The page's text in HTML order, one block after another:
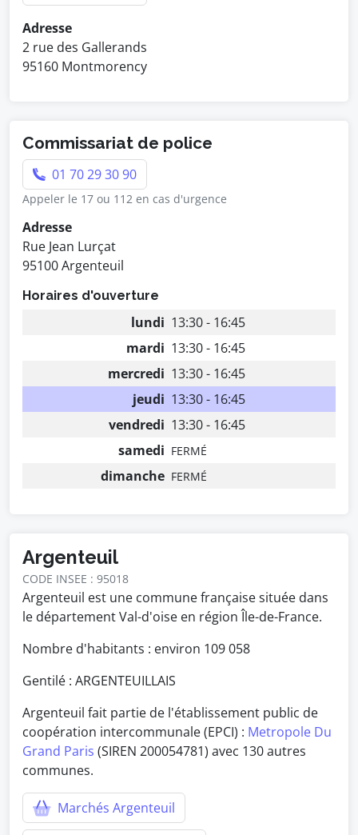
Adresse
2 rue des Gallerands
95160 Montmorency
Commissariat de police
01 70 29 30 90
Appeler le 17 ou 112 en cas d'urgence
Adresse
Rue Jean Lurçat
95100 Argenteuil
Horaires d'ouverture
lundi 13:30 - 16:45
mardi 13:30 - 16:45
mercredi 13:30 - 16:45
jeudi 13:30 - 16:45
vendredi 13:30 - 16:45
samedi FERMÉ
dimanche FERMÉ
Argenteuil
CODE INSEE : 95018
Argenteuil est une commune française située dans
le département Val-d'oise en région Île-de-France.
Nombre d'habitants : environ 109 058
Gentilé : ARGENTEUILLAIS
Argenteuil fait partie de l'établissement public de
coopération intercommunale (EPCI) : Metropole Du
Grand Paris (SIREN 200054781) avec 130 autres
communes.
Marchés Argenteuil